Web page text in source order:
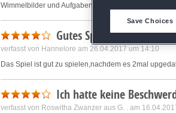
Wimmelbilder und Aufgaben sind gut und nicht
Gutes Spiel
verfasst von Hannelore am 26.04.2017 um 14:10
Das Spiel ist gut zu spielen,nachdem es 2mal
Ich hatte keine
verfasst von Roswitha Zwanzer aus G. . am
Match
Identify
Save Choices